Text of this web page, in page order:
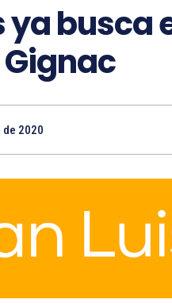
ya busca
2020